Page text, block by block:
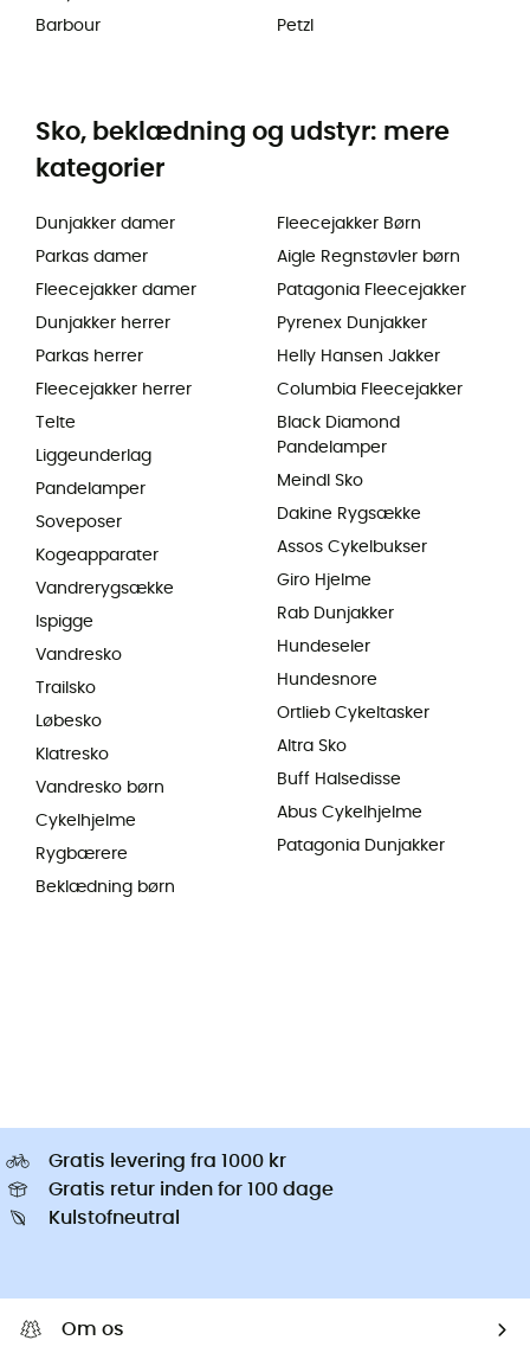
Barbour
Petzl
Sko, beklædning og udstyr: mere
kategorier
Dunjakker damer
Parkas damer
Fleecejakker damer
Dunjakker herrer
Parkas herrer
Fleecejakker herrer
Telte
Liggeunderlag
Pandelamper
Soveposer
Kogeapparater
Vandrerygsække
Ispigge
Vandresko
Trailsko
Løbesko
Klatresko
Vandresko børn
Cykelhjelme
Rygbærere
Beklædning børn
Fleecejakker Børn
Aigle Regnstøvler børn
Patagonia Fleecejakker
Pyrenex Dunjakker
Helly Hansen Jakker
Columbia Fleecejakker
Black Diamond
Pandelamper
Meindl Sko
Dakine Rygsække
Assos Cykelbukser
Giro Hjelme
Rab Dunjakker
Hundeseler
Hundesnore
Ortlieb Cykeltasker
Altra Sko
Buff Halsedisse
Abus Cykelhjelme
Patagonia Dunjakker
Gratis levering fra 1000 kr
Gratis retur inden for 100 dage
Kulstofneutral
Om os